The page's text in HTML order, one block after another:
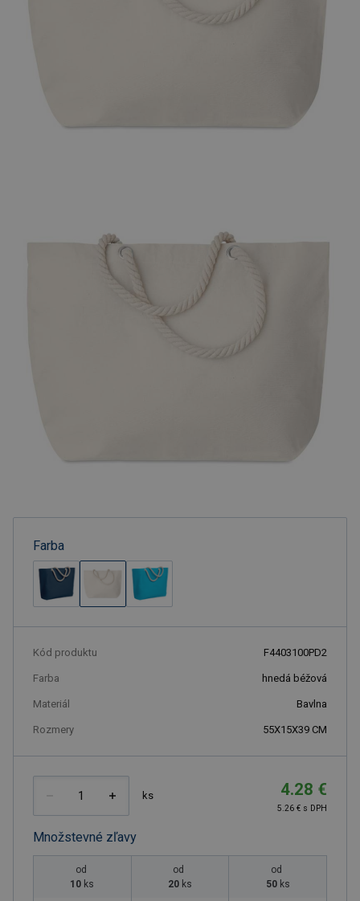
Farba
Kód produktu F4403100PD2
Farba hnedá béžová
Materiál Bavlna
Rozmery 55X15X39 CM
ks 4.28 €
5.26 € s DPH
Množstevné zľavy
od
10 ks
od
20 ks
od
50 ks